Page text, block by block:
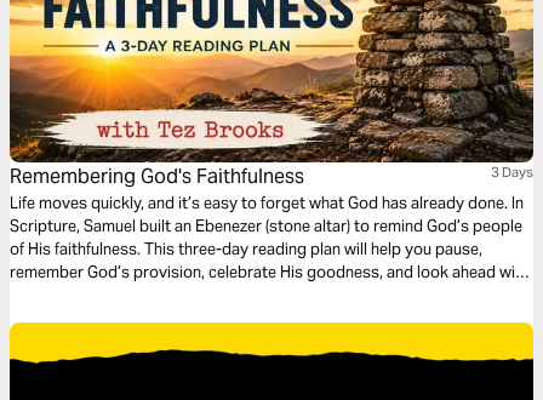
Remembering God's Faithfulness 3 Days
Life moves quickly, and it’s easy to forget what God has already done. In
Scripture, Samuel built an Ebenezer (stone altar) to remind God’s people
of His faithfulness. This three-day reading plan will help you pause,
remember God’s provision, celebrate His goodness, and look ahead with
discover how remembering God’s past faithfulness strengthens your